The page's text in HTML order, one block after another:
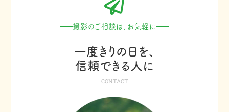
撮影のご相談は、お気軽に
一度きりの日を、
信頼できる人に
CONTACT